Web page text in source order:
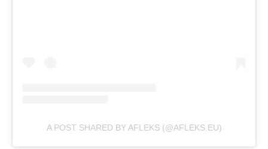
A POST SHARED BY AFLEKS (@AFLEKS.EU)